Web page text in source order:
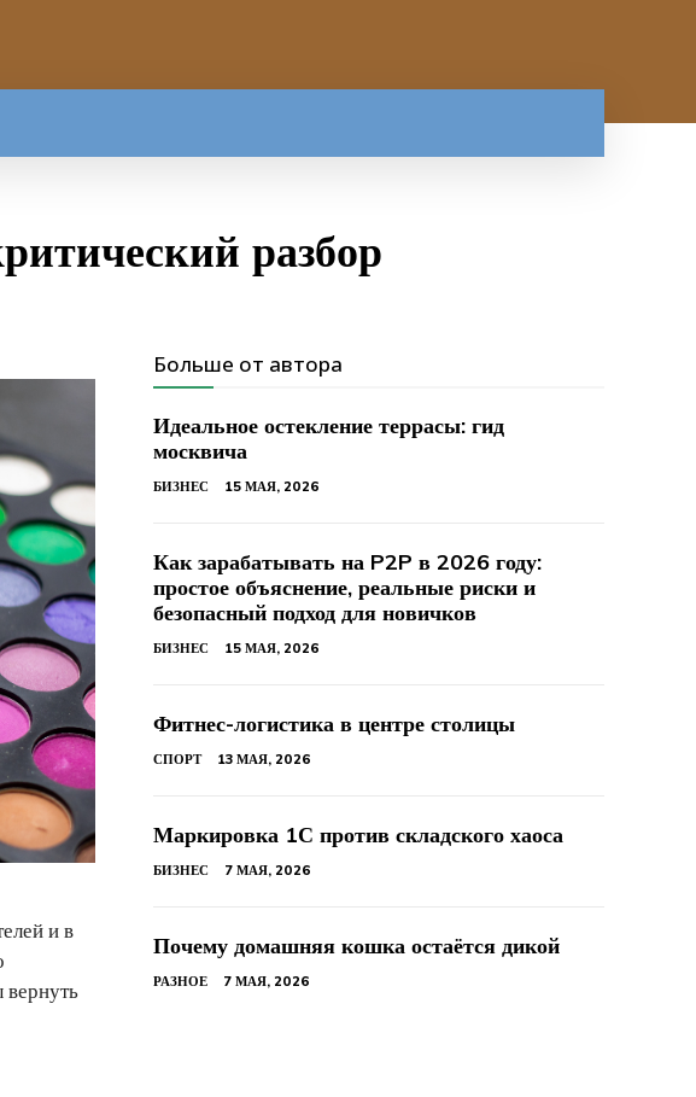
разбор
и в
вернуть
Больше от автора
Идеальное остекление террасы: гид
москвича
БИЗНЕС 15 МАЯ, 2026
Как зарабатывать на P2P в 2026 году:
простое объяснение, реальные риски и
безопасный подход для новичков
БИЗНЕС 15 МАЯ, 2026
Фитнес-логистика в центре столицы
СПОРТ 13 МАЯ, 2026
Маркировка 1С против складского хаоса
БИЗНЕС 7 МАЯ, 2026
Почему домашняя кошка остаётся дикой
РАЗНОЕ 7 МАЯ, 2026